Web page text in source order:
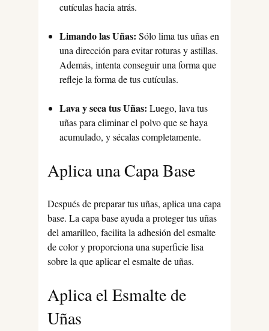
cutículas hacia atrás.
Limando las Uñas: Sólo lima tus uñas en
una dirección para evitar roturas y astillas.
Además, intenta conseguir una forma que
refleje la forma de tus cutículas.
Lava y seca tus Uñas: Luego, lava tus
uñas para eliminar el polvo que se haya
acumulado, y sécalas completamente.
Aplica una Capa Base
Después de preparar tus uñas, aplica una capa
base. La capa base ayuda a proteger tus uñas
del amarilleo, facilita la adhesión del esmalte
de color y proporciona una superficie lisa
sobre la que aplicar el esmalte de uñas.
Aplica el Esmalte de
Uñas